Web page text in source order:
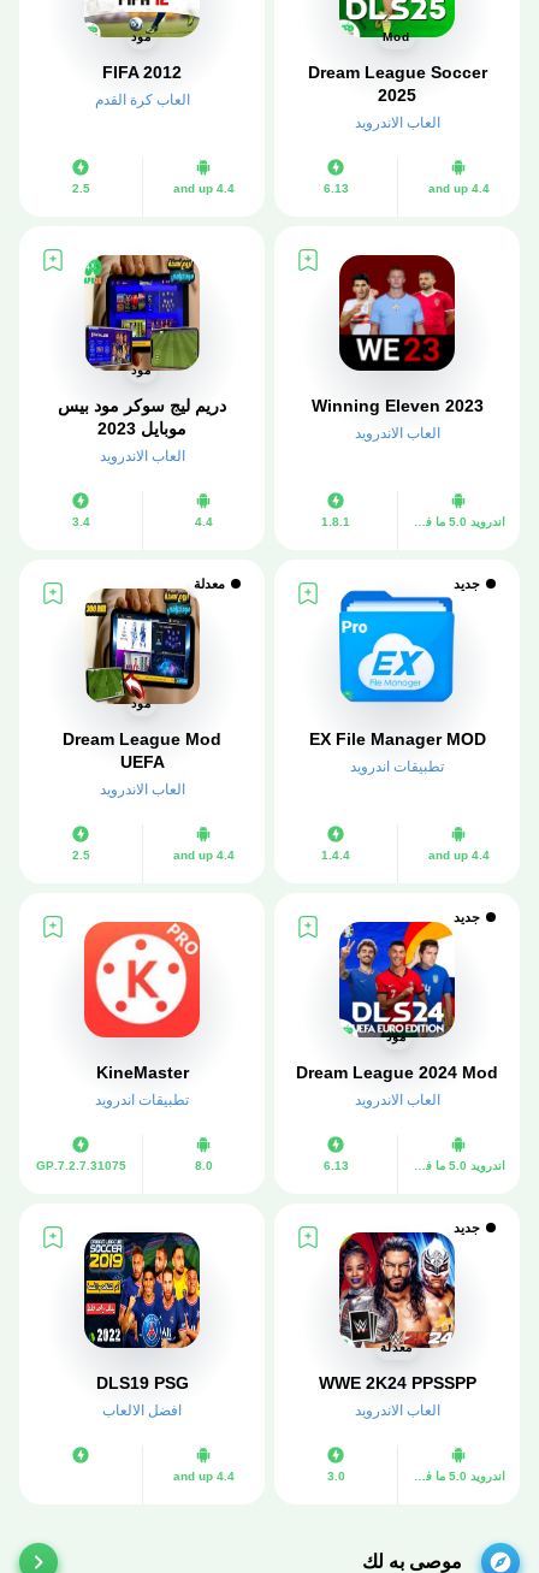
Mod
Dream League Soccer
2025
العاب الاندرويد
4.4 and up
6.13
مود
FIFA 2012
العاب كرة القدم
4.4 and up
2.5
Winning Eleven 2023
العاب الاندرويد
1.8.1
مود
دريم ليج سوكر مود بيس
موبايل 2023
العاب الاندرويد
4.4
3.4
جديد
EX File Manager MOD
تطبيقات اندرويد
4.4 and up
1.4.4
معدلة
مود
Dream League Mod
UEFA
العاب الاندرويد
4.4 and up
2.5
جديد
مود
Dream League 2024 Mod
العاب الاندرويد
6.13
KineMaster
تطبيقات اندرويد
8.0
7.2.7.31075.GP
جديد
معدلة
WWE 2K24 PPSSPP
العاب الاندرويد
3.0
DLS19 PSG
افضل الالعاب
4.4 and up
موصى به لك